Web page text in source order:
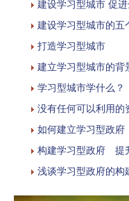
建设学习型城市 促
建设学习型城市的五
打造学习型城市
建立学习型城市的背
学习型城市学什么？
没有任何可以利用的
如何建立学习型政府
构建学习型政府 提
浅谈学习型政府的构